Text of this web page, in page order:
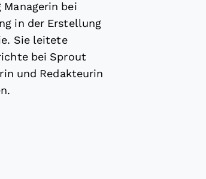
bei
in der Erstellung
Sie leitete
bei Sprout
und Redakteurin